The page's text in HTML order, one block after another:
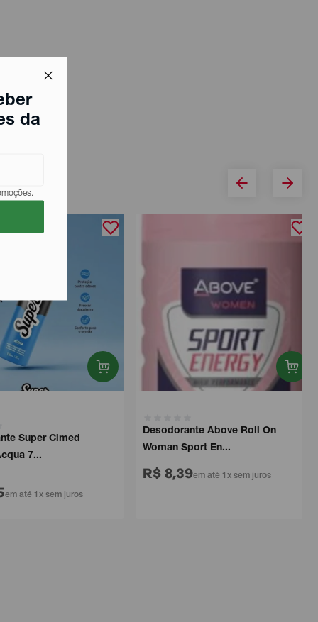
da
Super Cimed
7...
até 1x sem juros
Desodorante Above Roll On
Woman Sport En...
R$ 8,39em até 1x sem juros